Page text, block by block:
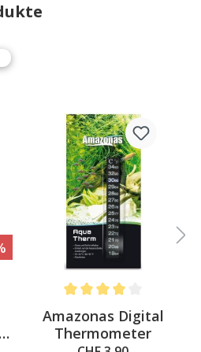
Amazonas Digital
Thermometer